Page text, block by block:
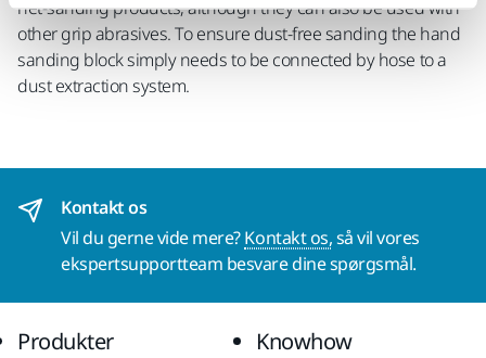
net-sanding products, although they can also be used with
other grip abrasives. To ensure dust-free sanding the hand
sanding block simply needs to be connected by hose to a
dust extraction system.
Kontakt os
Vil du gerne vide mere?Kontakt os,så vil vores
ekspertsupportteam besvare dine spørgsmål.
Produkter Knowhow